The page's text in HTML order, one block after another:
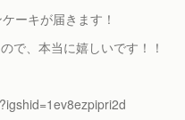
ーキが届きます！
で、本当に嬉しいです！！